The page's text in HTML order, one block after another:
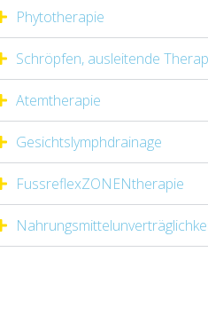
Phytotherapie
Schröpfen, ausleitende
Atemtherapie
Gesichtslymphdrainage
FussreflexZONENtherapie